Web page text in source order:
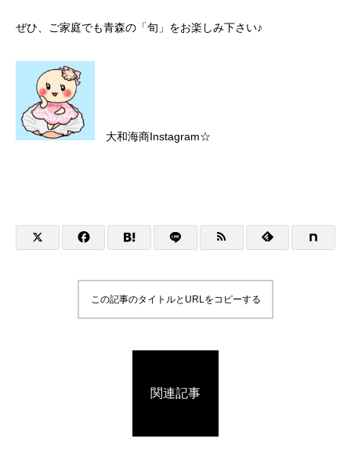
ぜひ、ご家庭でも青森の「旬」をお楽しみ下さい♪
大和海商Instagram☆
この記事のタイトルとURLをコピーする
関連記事